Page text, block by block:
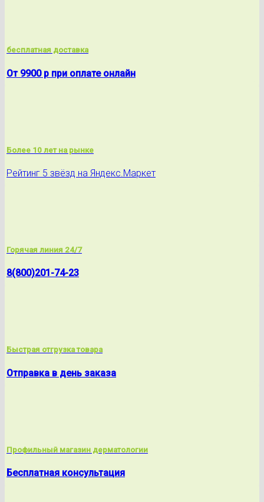
бесплатная доставка
От 9900 р при оплате онлайн
Более 10 лет на рынке
Рейтинг 5 звёзд на Яндекс.Маркет
Горячая линия 24/7
8(800)201-74-23
Быстрая отгрузка товара
Отправка в день заказа
Профильный магазин дерматологии
Бесплатная консультация